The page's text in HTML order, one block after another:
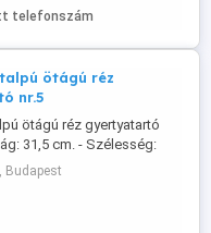
maguk által megadott
telefonszám
ötágú réz
nr.5
ötágú réz gyertyatartó
31,5 cm. - Szélesség:
3 x 15,5 cm., a talpán 3
1,4 kg. Olvasd végig
leírást, nézd a méreteket és
feleslegesen ne rabold
Budapest